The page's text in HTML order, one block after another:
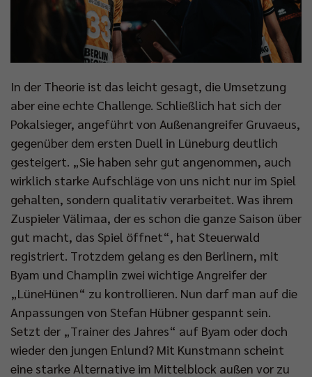
In der Theorie ist das leicht gesagt, die Umsetzung
aber eine echte Challenge. Schließlich hat sich der
Pokalsieger, angeführt von Außenangreifer Gruvaeus,
gegenüber dem ersten Duell in Lüneburg deutlich
gesteigert. „Sie haben sehr gut angenommen, auch
wirklich starke Aufschläge von uns nicht nur im Spiel
gehalten, sondern qualitativ verarbeitet. Was ihrem
Zuspieler Välimaa, der es schon die ganze Saison über
gut macht, das Spiel öffnet“, hat Steuerwald
registriert. Trotzdem gelang es den Berlinern, mit
Byam und Champlin zwei wichtige Angreifer der
„LüneHünen“ zu kontrollieren. Nun darf man auf die
Anpassungen von Stefan Hübner gespannt sein.
Setzt der „Trainer des Jahres“ auf Byam oder doch
wieder den jungen Enlund? Mit Kunstmann scheint
eine starke Alternative im Mittelblock außen vor zu